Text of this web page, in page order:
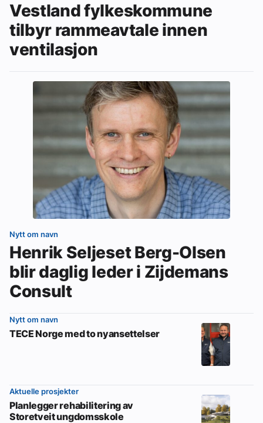
Vestland fylkeskommune
tilbyr rammeavtale innen
ventilasjon
Nytt om navn
Henrik Seljeset Berg-Olsen
blir daglig leder i Zijdemans
Consult
Nytt om navn
TECE Norge med to nyansettelser
Aktuelle prosjekter
Planlegger rehabilitering av
Storetveit ungdomsskole